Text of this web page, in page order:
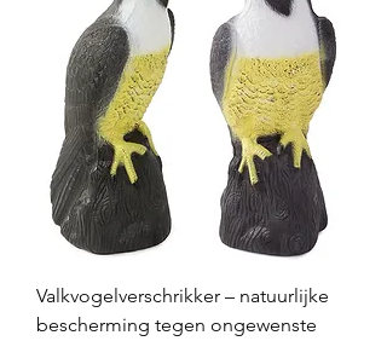
Valkvogelverschrikker – natuurlijke
bescherming tegen ongewenste